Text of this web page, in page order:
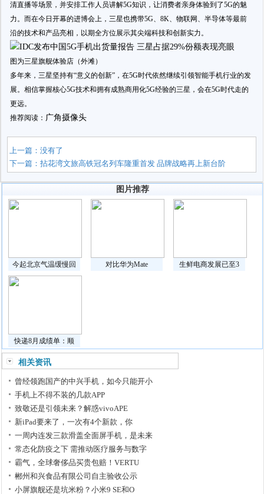
清直播等场景，并安排工作人员讲解5G知识，让消费者亲身体验到了5G的魅
力。而在今日开幕的进博会上，三星也携带5G、8K、物联网、半导体等最前
沿的技术和产品亮相，以期全方位展示其尖端科技和创新实力。
图为三星旗舰体验店（外滩）
多年来，三星坚持有“意义的创新”，在5G时代依然继续引领智能手机行业的发
展。相信掌握核心5G技术和拥有成熟商用化5G经验的三星，会在5G时代走的
更远。
推荐阅读： 广角摄像头
上一篇：没有了
下一篇：拈花湾文旅高铁冠名列车隆重首发 品牌战略再上新台阶
图片推荐
今起北京气温缓慢回 对比华为Mate 生鲜电商发展已至3
快递8月成绩单：顺
相关资讯
曾经领跑国产的中兴手机，如今只能开小
手机上不得不装的几款APP
致敬还是引领未来？解惑vivoAPE
新iPad要来了，一次有4个新款，你
一周内连发三款滑盖全面屏手机，是未来
常态化防疫之下 需推动医疗服务与数字
霸气，全球奢侈品买贵包赔！VERTU
郴州和兴食品有限公司自主验收公示
小屏旗舰还是坑米粉？小米9 SE和O